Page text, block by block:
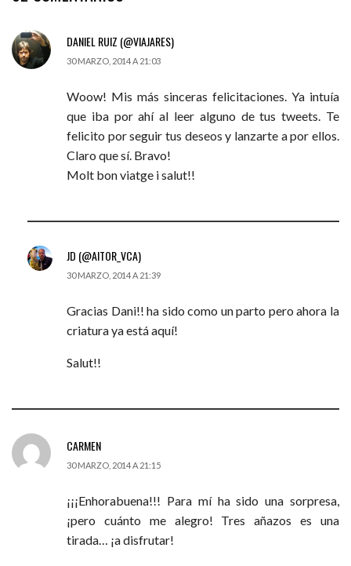
DANIEL RUIZ (@VIAJARES)
30 MARZO, 2014 A 21:03
Woow! Mis más sinceras felicitaciones. Ya intuía
que iba por ahí al leer alguno de tus tweets. Te
felicito por seguir tus deseos y lanzarte a por ellos.
Claro que sí. Bravo!
Molt bon viatge i salut!!
JD (@AITOR_VCA)
30 MARZO, 2014 A 21:39
Gracias Dani!! ha sido como un parto pero ahora la
criatura ya está aquí!
Salut!!
CARMEN
30 MARZO, 2014 A 21:15
¡¡¡Enhorabuena!!! Para mí ha sido una sorpresa,
¡pero cuánto me alegro! Tres añazos es una
tirada… ¡a disfrutar!